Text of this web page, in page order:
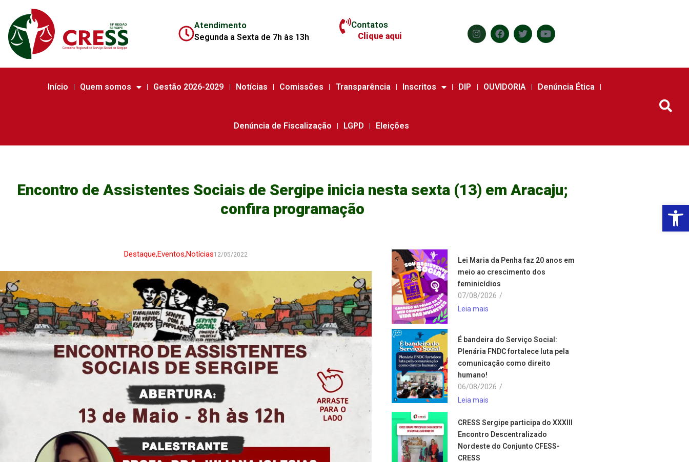
Atendimento
Segunda a Sexta de 7h às 13h
Contatos
Clique aqui
Início Quem somos Gestão 2026-2029 Notícias Comissões Transparência Inscritos DIP OUVIDORIA Denúncia Ética
Denúncia de Fiscalização LGPD Eleições
Encontro de Assistentes Sociais de Sergipe inicia nesta sexta (13) em Aracaju;
confira programação
Destaque,Eventos,Notícias12/05/2022
Lei Maria da Penha faz 20 anos em
meio ao crescimento dos
feminicídios
07/08/2026 /
Leia mais
É bandeira do Serviço Social:
Plenária FNDC fortalece luta pela
comunicação como direito
humano!
06/08/2026 /
Leia mais
CRESS Sergipe participa do XXXIII
Encontro Descentralizado
Nordeste do Conjunto CFESS-
CRESS